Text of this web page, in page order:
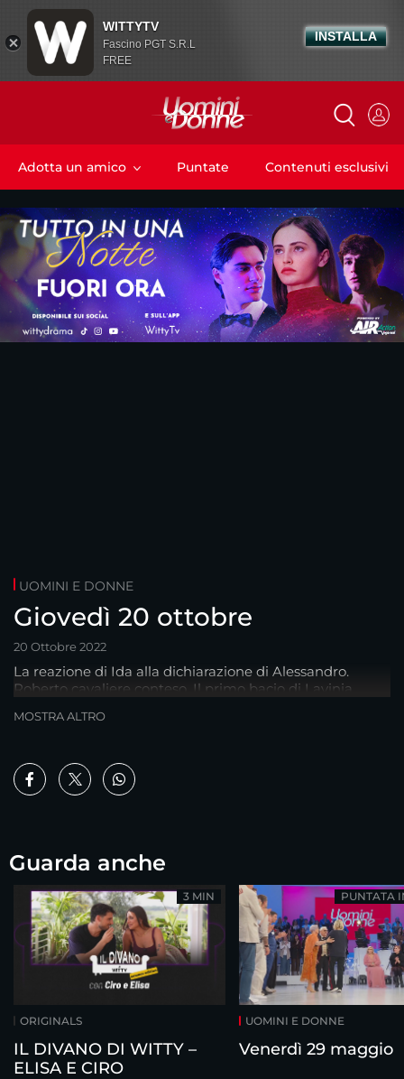
Adotta un amico Puntate Contenuti esclusivi
UOMINI E DONNE
Giovedì 20 ottobre
20 Ottobre 2022
La reazione di Ida alla dichiarazione di Alessandro.
Roberto cavaliere conteso. Il primo bacio di Lavinia.
MOSTRA ALTRO
Guarda anche
ORIGINALS
IL DIVANO DI WITTY –
ELISA E CIRO
3 MIN
UOMINI E DONNE
Venerdì 29 maggio
PUNTATA
WITTYTV
Fascino PGT S.R.L
FREE
INSTALLA